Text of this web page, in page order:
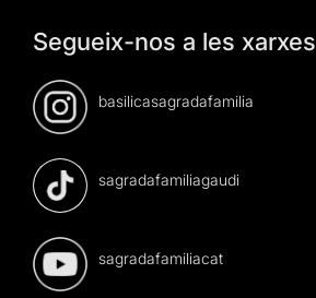
Segueix-nos a les xarxes
basilicasagradafamilia
sagradafamiliagaudi
sagradafamiliacat